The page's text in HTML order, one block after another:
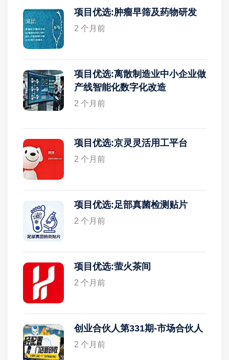
项目优选:肿瘤早筛及药物研发
2 个月前
项目优选:离散制造业中小企业做
产线智能化数字化改造
2 个月前
项目优选:京灵灵活用工平台
2 个月前
项目优选:足部真菌检测贴片
2 个月前
项目优选:萤火茶间
2 个月前
创业合伙人第331期-市场合伙人
2 个月前